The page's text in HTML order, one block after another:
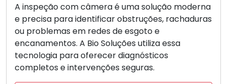
A inspeção com câmera é uma solução moderna
e precisa para identificar obstruções, rachaduras
ou problemas em redes de esgoto e
encanamentos. A Bio Soluções utiliza essa
tecnologia para oferecer diagnósticos
completos e intervenções seguras.